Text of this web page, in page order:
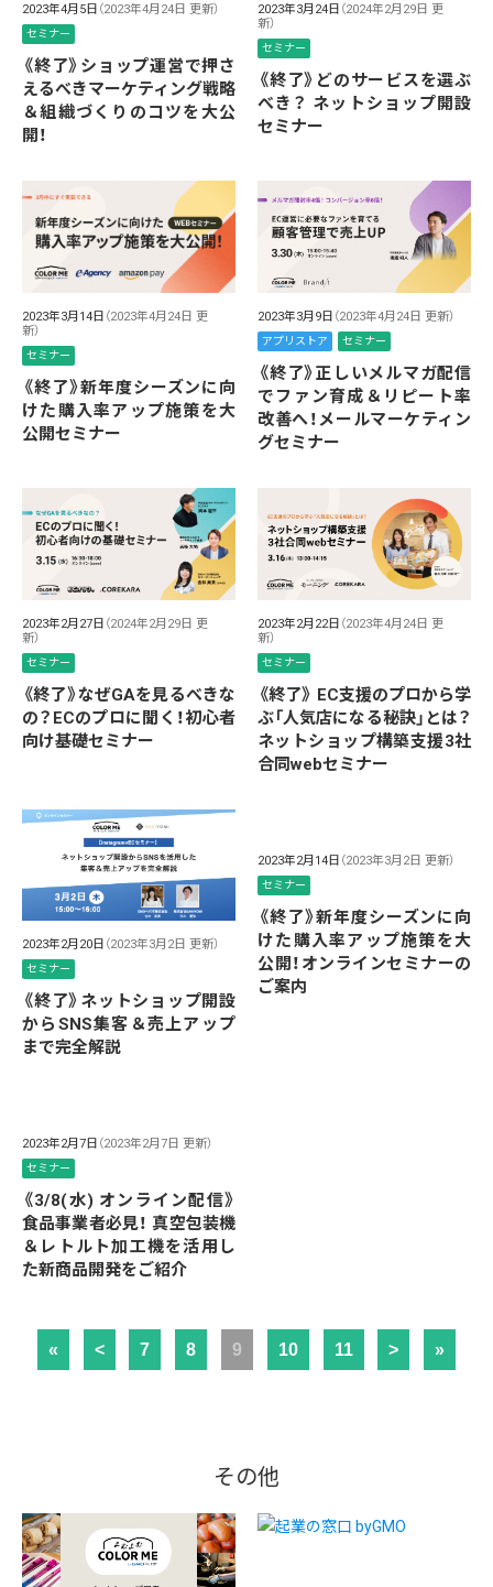
2023年4月5日 （2023年4月24日 更新）
セミナー
《終了》ショップ運営で押さ
えるべきマーケティング戦略
＆組織づくりのコツを大公
開！
2023年3月24日 （2024年2月29日 更
新）
セミナー
《終了》どのサービスを選ぶ
べき？ ネットショップ開設
セミナー
2023年3月14日 （2023年4月24日 更
新）
セミナー
《終了》新年度シーズンに向
けた購入率アップ施策を大
公開セミナー
2023年3月9日 （2023年4月24日 更新）
アプリストア セミナー
《終了》正しいメルマガ配信
でファン育成＆リピート率
改善へ！メールマーケティン
グセミナー
2023年2月27日 （2024年2月29日 更
新）
セミナー
《終了》なぜGAを見るべきな
の？ECのプロに聞く！初心者
向け基礎セミナー
2023年2月22日 （2023年4月24日 更
新）
セミナー
《終了》 EC支援のプロから学
ぶ「人気店になる秘訣」とは？
ネットショップ構築支援3社
合同webセミナー
2023年2月20日 （2023年3月2日 更新）
セミナー
《終了》ネットショップ開設
からSNS集客＆売上アップ
まで完全解説
2023年2月14日 （2023年3月2日 更新）
セミナー
《終了》新年度シーズンに向
けた購入率アップ施策を大
公開！オンラインセミナーの
ご案内
2023年2月7日 （2023年2月7日 更新）
セミナー
《3/8(水) オンライン配信》
食品事業者必見！ 真空包装機
＆レトルト加工機を活用し
た新商品開発をご紹介
« < 7 8 9 10 11 > »
その他